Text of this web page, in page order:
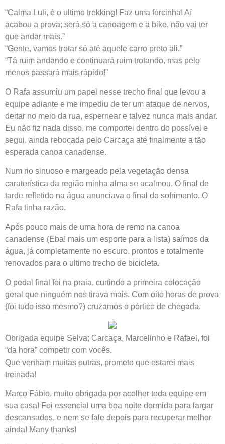
“Calma Luli, é o ultimo trekking! Faz uma forcinha! Aí
acabou a prova; será só a canoagem e a bike, não vai ter
que andar mais.”
“Gente, vamos trotar só até aquele carro preto ali.”
“Tá ruim andando e continuará ruim trotando, mas pelo
menos passará mais rápido!”
O Rafa assumiu um papel nesse trecho final que levou a
equipe adiante e me impediu de ter um ataque de nervos,
deitar no meio da rua, espernear e talvez nunca mais andar.
Eu não fiz nada disso, me comportei dentro do possível e
segui, ainda rebocada pelo Carcaça até finalmente a tão
esperada canoa canadense.
Num rio sinuoso e margeado pela vegetação densa
caraterística da região minha alma se acalmou. O final de
tarde refletido na água anunciava o final do sofrimento. O
Rafa tinha razão.
Após pouco mais de uma hora de remo na canoa
canadense (Eba! mais um esporte para a lista) saímos da
água, já completamente no escuro, prontos e totalmente
renovados para o ultimo trecho de bicicleta.
O pedal final foi na praia, curtindo a primeira colocação
geral que ninguém nos tirava mais. Com oito horas de prova
(foi tudo isso mesmo?) cruzamos o pórtico de chegada.
Obrigada equipe Selva; Carcaça, Marcelinho e Rafael, foi
“da hora” competir com vocês.
Que venham muitas outras, prometo que estarei mais
treinada!
Marco Fábio, muito obrigada por acolher toda equipe em
sua casa! Foi essencial uma boa noite dormida para largar
descansados, e nem se fale depois para recuperar melhor
ainda! Many thanks!